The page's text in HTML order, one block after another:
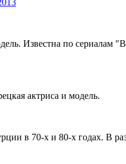
Известна по сериалам
актриса и модель.
в 70-х и 80-х годах. В